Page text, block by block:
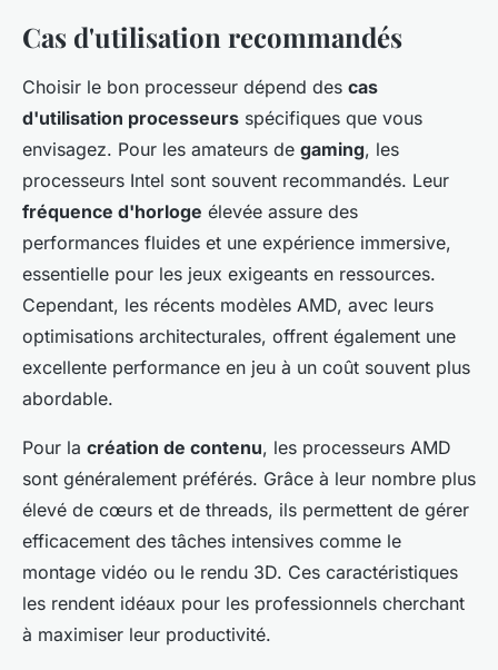
Cas d'utilisation recommandés
Choisir le bon processeur dépend des cas
d'utilisation processeurs spécifiques que vous
envisagez. Pour les amateurs de gaming, les
processeurs Intel sont souvent recommandés. Leur
fréquence d'horloge élevée assure des
performances fluides et une expérience immersive,
essentielle pour les jeux exigeants en ressources.
Cependant, les récents modèles AMD, avec leurs
optimisations architecturales, offrent également une
excellente performance en jeu à un coût souvent plus
abordable.
Pour la création de contenu, les processeurs AMD
sont généralement préférés. Grâce à leur nombre plus
élevé de cœurs et de threads, ils permettent de gérer
efficacement des tâches intensives comme le
montage vidéo ou le rendu 3D. Ces caractéristiques
les rendent idéaux pour les professionnels cherchant
à maximiser leur productivité.